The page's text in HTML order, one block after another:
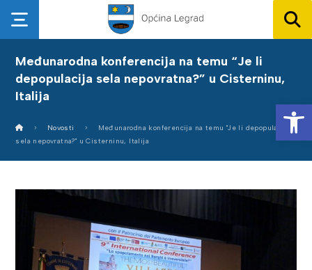
Međunarodna konferencija na temu “Je li
depopulacija sela nepovratna?” u Cisterninu,
Italija
Novosti
Međunarodna konferencija na temu "Je li depopulacija
sela nepovratna?" u Cisterninu, Italija